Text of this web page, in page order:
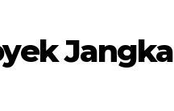
Jangka